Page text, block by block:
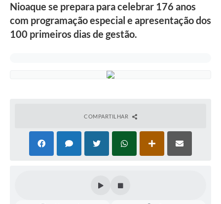
Nioaque se prepara para celebrar 176 anos
com programação especial e apresentação dos
100 primeiros dias de gestão.
COMPARTILHAR